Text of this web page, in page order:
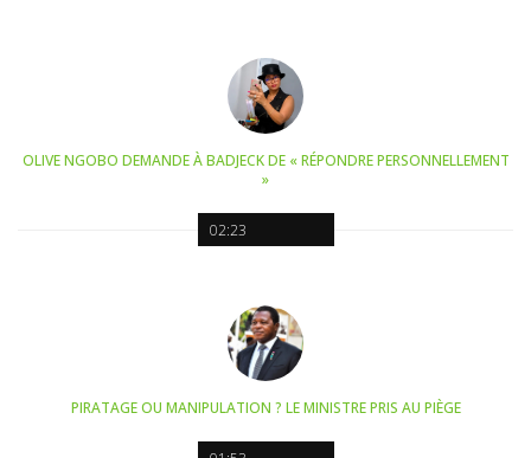
02:23
OLIVE NGOBO DEMANDE À BADJECK DE « RÉPONDRE PERSONNELLEMENT
»
PIRATAGE OU MANIPULATION ? LE MINISTRE PRIS AU PIÈGE